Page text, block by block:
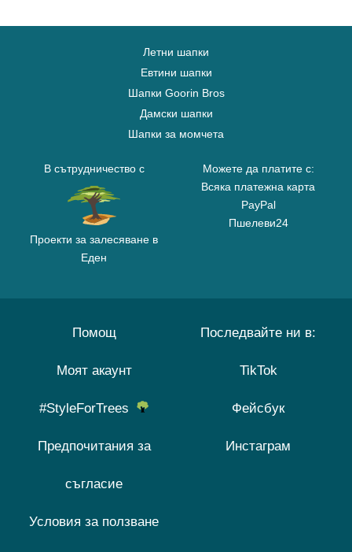
Летни шапки
Евтини шапки
Шапки Goorin Bros
Дамски шапки
Шапки за момчета
В сътрудничество с
Проекти за залесяване в
Еден
Можете да платите с:
Всяка платежна карта
PayPal
Пшелеви24
Помощ
Моят акаунт
#StyleForTrees
Предпочитания за
съгласие
Условия за ползване
Последвайте ни в:
TikTok
Фейсбук
Инстаграм